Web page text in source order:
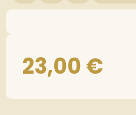
23,00€